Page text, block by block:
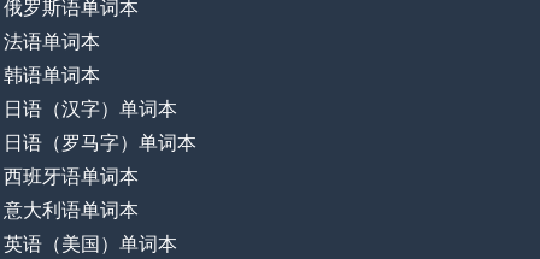
俄罗斯语单词本
法语单词本
韩语单词本
日语（汉字）单词本
日语（罗马字）单词本
西班牙语单词本
意大利语单词本
英语（美国）单词本